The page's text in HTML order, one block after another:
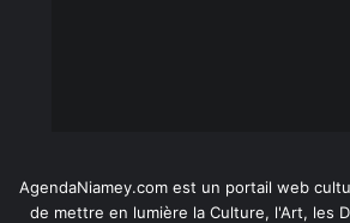
AgendaNiamey.com est un portail web
de mettre en lumière la Culture, l'Art, les